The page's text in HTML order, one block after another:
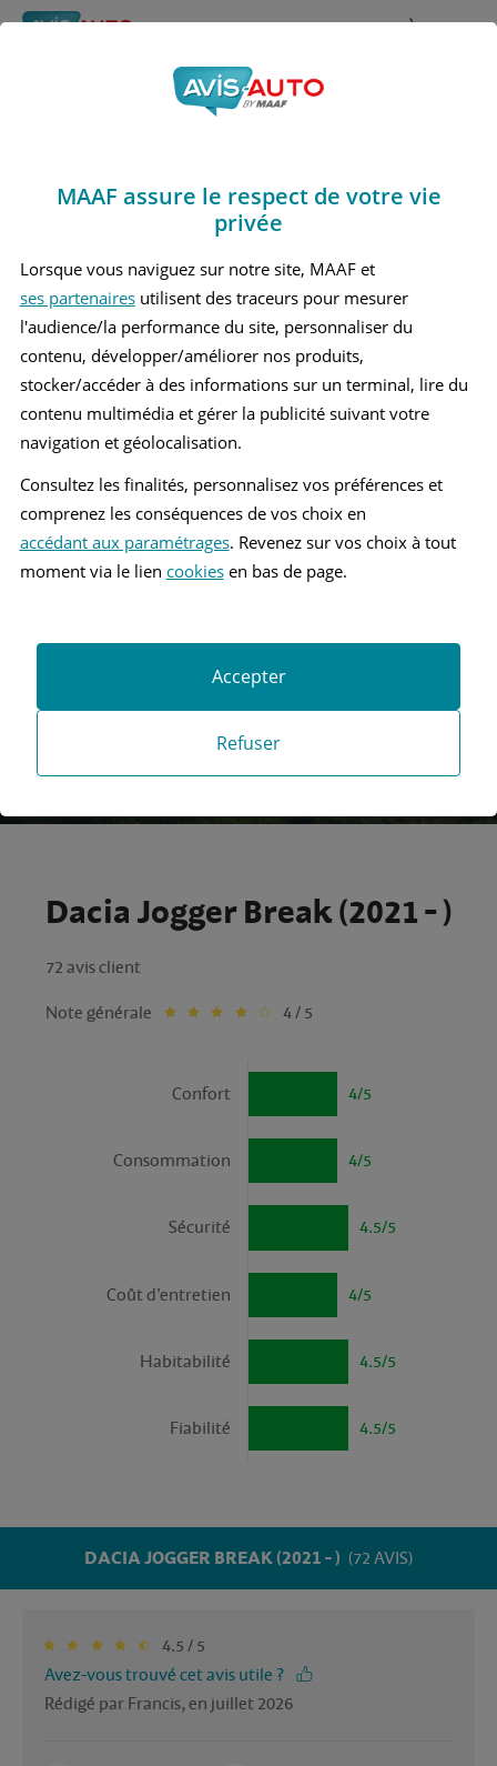
Rechercher À propos
Obtenir un devis d'assurance auto MAAF
Avis Dacia Jogger Break
(2021 - )
Recherche d'un véhicule
Comparer deux véhicules
Recherche
Recherche avancée
Dacia Jogger Break (2021 - )
72 avis client
Note générale 4 / 5
4/5
Confort
4/5
Consommation
4.5/5
Sécurité
4/5
Coût d’entretien
4.5/5
Habitabilité
4.5/5
Fiabilité
DACIA JOGGER BREAK (2021 - ) (72 AVIS)
4.5 / 5
Avez-vous trouvé cet avis utile ?
Rédigé par Francis, en juillet 2026
MAAF assure le respect de votre vie
privée
Lorsque vous naviguez sur notre site, MAAF et
ses partenairesutilisent des traceurs pour mesurer
l'audience/la performance du site, personnaliser du
contenu, développer/améliorer nos produits,
stocker/accéder à des informations sur un terminal, lire du
contenu multimédia et gérer la publicité suivant votre
navigation et géolocalisation.
Consultez les finalités, personnalisez vos préférences et
comprenez les conséquences de vos choix en
accédant aux paramétrages. Revenez sur vos choix à tout
moment via le lien cookiesen bas de page.
Refuser
Accepter